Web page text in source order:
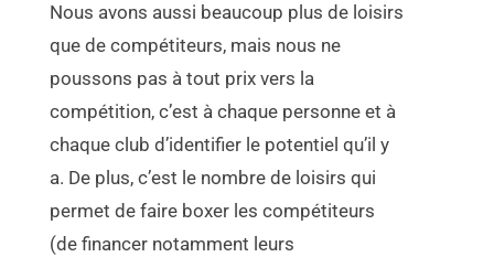
Nous avons aussi beaucoup plus de loisirs
que de compétiteurs, mais nous ne
poussons pas à tout prix vers la
compétition, c’est à chaque personne et à
chaque club d’identifier le potentiel qu’il y
a. De plus, c’est le nombre de loisirs qui
permet de faire boxer les compétiteurs
(de financer notamment leurs